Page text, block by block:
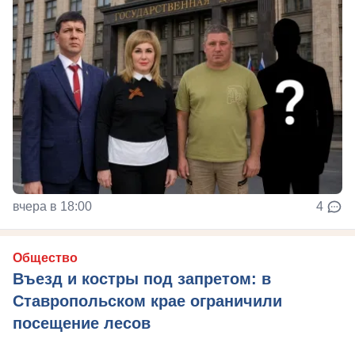
вчера в 18:00 4
Общество
Въезд и костры под запретом: в
Ставропольском крае ограничили
посещение лесов